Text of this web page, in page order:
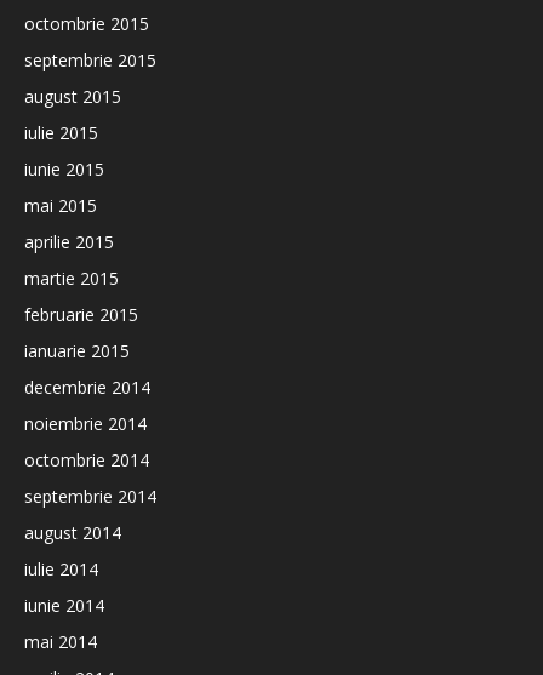
octombrie 2015
septembrie 2015
august 2015
iulie 2015
iunie 2015
mai 2015
aprilie 2015
martie 2015
februarie 2015
ianuarie 2015
decembrie 2014
noiembrie 2014
octombrie 2014
septembrie 2014
august 2014
iulie 2014
iunie 2014
mai 2014